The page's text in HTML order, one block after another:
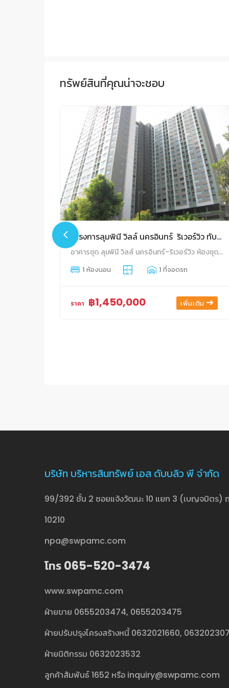
ทรัพย์สินที่คุณน่าจะชอบ
โครงการลุมพินี วิลล์ นครอินทร์ ริเวอร์วิว ทับ 105
อาคารชุด ลุมพินี วิลล์ นครอินทร์-ริเวอร์วิว ห้องชุดเลขที่ 92/105 ชั้นที่ 7 อาคาร เอ ตลาดขวัญ เมืองนนทบุรี นนทบุรี
1 ห้องนอน 1 ที่จอดรถ
ราคา ฿1,450,000 เพิ่มเติม
บริษัท บริหารสินทรัพย์ เอส ดับบลิว พี จำกัด
99/392 ชั้น 2 ซอยแจ้งวัฒนะ 10 แยก 3 (เบญจมิตร)
10210
npa@swpamc.com
โทร 065-520-3474
www.swpamc.com
ฝ่ายขาย 0655203474, 0655203475
ฝ่ายปรับปรุงโครงสร้างหนี้ 0632021660,
ฝ่ายนิติกรรม 0632023532
ลูกค้าสัมพันธ์1652 หรือ inquiry@swpamc.com